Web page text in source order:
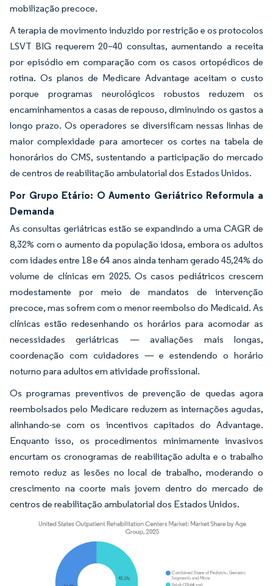
mobilização precoce.
A terapia de movimento induzido por restrição e os protocolos
LSVT BIG requerem 20–40 consultas, aumentando a receita
por episódio em comparação com os casos ortopédicos de
rotina. Os planos de Medicare Advantage aceitam o custo
porque programas neurológicos robustos reduzem os
encaminhamentos a casas de repouso, diminuindo os gastos a
longo prazo. Os operadores se diversificam nessas linhas de
maior complexidade para amortecer os cortes na tabela de
honorários do CMS, sustentando a participação do mercado
de centros de reabilitação ambulatorial dos Estados Unidos.
Por Grupo Etário: O Aumento Geriátrico Reformula a
Demanda
As consultas geriátricas estão se expandindo a uma CAGR de
8,32% com o aumento da população idosa, embora os adultos
com idades entre 18 e 64 anos ainda tenham gerado 45,24% do
volume de clínicas em 2025. Os casos pediátricos crescem
modestamente por meio de mandatos de intervenção
precoce, mas sofrem com o menor reembolso do Medicaid. As
clínicas estão redesenhando os horários para acomodar as
necessidades geriátricas — avaliações mais longas,
coordenação com cuidadores — e estendendo o horário
noturno para adultos em atividade profissional.
Os programas preventivos de prevenção de quedas agora
reembolsados pelo Medicare reduzem as internações agudas,
alinhando-se com os incentivos capitados do Advantage.
Enquanto isso, os procedimentos minimamente invasivos
encurtam os cronogramas de reabilitação adulta e o trabalho
remoto reduz as lesões no local de trabalho, moderando o
crescimento na coorte mais jovem dentro do mercado de
centros de reabilitação ambulatorial dos Estados Unidos.